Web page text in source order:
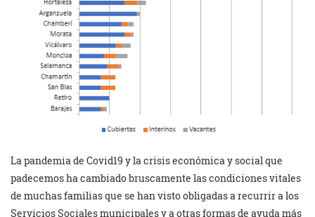
La pandemia de Covid19 y la crisis económica y social que
padecemos ha cambiado bruscamente las condiciones vitales
de muchas familias que se han visto obligadas a recurrir a los
Servicios Sociales municipales y a otras formas de ayuda más